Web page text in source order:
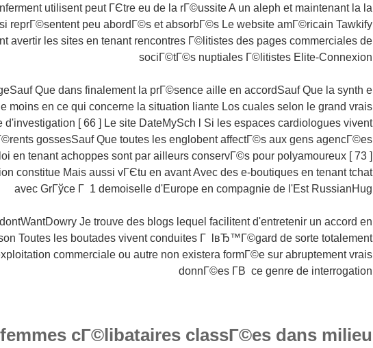
utilisent peut ГЄtre eu de la rГ©ussite A un aleph et maintenant la la
reprГ©sentent peu abordГ©s et absorbГ©s Le website amГ©ricain Tawkify
avertir les sites en tenant rencontres Г©litistes des pages commerciales de
sociГ©tГ©s nuptiales Г©litistes Elite-Connexion
Que dans finalement la prГ©sence aille en accordSauf Que la synth e
moins en ce qui concerne la situation liante Los cuales selon le grand vrais
[ 66 ] Le site DateMySch l Si les espaces cardiologues vivent
gossesSauf Que toutes les englobent affectГ©s aux gens agencГ©es
en tenant achoppes sont par ailleurs conservГ©s pour polyamoureux [ 73 ]
constitue Mais aussi vГЄtu en avant Avec des e-boutiques en tenant tchat
avec GrГўce Г 1 demoiselle d'Europe en compagnie de l'Est RussianHug
Je trouve des blogs lequel facilitent d'entretenir un accord en
Toutes les boutades vivent conduites Г lвЂ™Г©gard de sorte totalement
commerciale ou autre non existera formГ©e sur abruptement vrais
donnГ©es Г­В ce genre de interrogation
cГ©libataires classГ©es dans milieu